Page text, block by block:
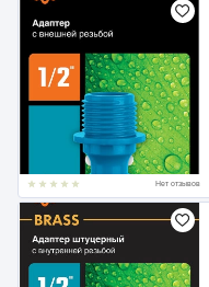
Нет отзывов